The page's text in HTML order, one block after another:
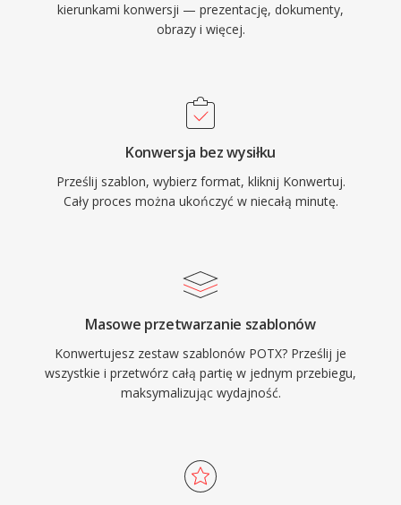
kierunkami konwersji — prezentację, dokumenty,
obrazy i więcej.
Konwersja bez wysiłku
Prześlij szablon, wybierz format, kliknij Konwertuj.
Cały proces można ukończyć w niecałą minutę.
Masowe przetwarzanie szablonów
Konwertujesz zestaw szablonów POTX? Prześlij je
wszystkie i przetwórz całą partię w jednym przebiegu,
maksymalizując wydajność.